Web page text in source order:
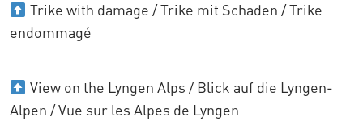
Trike with damage / Trike mit Schaden / Trike
endommagé
View on the Lyngen Alps / Blick auf die Lyngen-
Alpen / Vue sur les Alpes de Lyngen